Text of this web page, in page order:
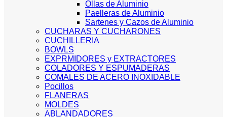
Ollas de Aluminio
Paelleras de Aluminio
Sartenes y Cazos de Aluminio
CUCHARAS Y CUCHARONES
CUCHILLERIA
BOWLS
EXPRMIDORES y EXTRACTORES
COLADORES Y ESPUMADERAS
COMALES DE ACERO INOXIDABLE
Pocillos
FLANERAS
MOLDES
ABLANDADORES